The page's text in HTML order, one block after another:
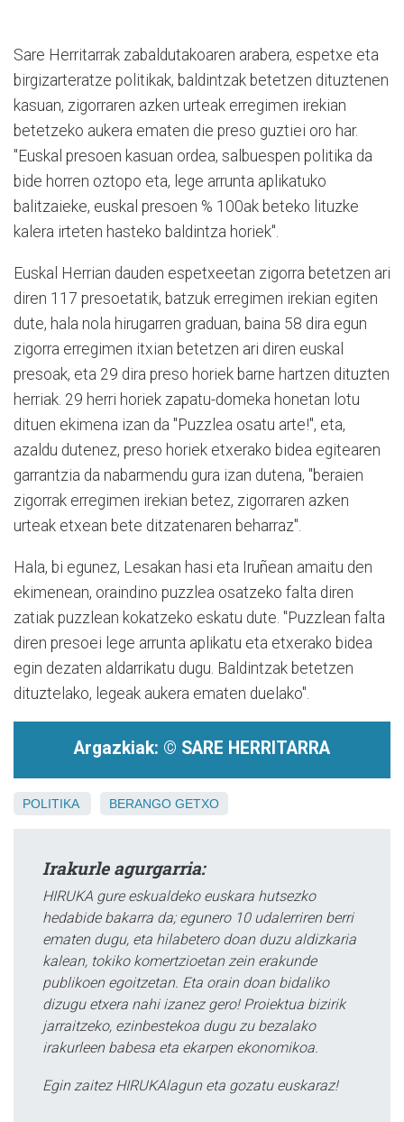
Sare Herritarrak zabaldutakoaren arabera, espetxe eta
birgizarteratze politikak, baldintzak betetzen dituztenen
kasuan, zigorraren azken urteak erregimen irekian
betetzeko aukera ematen die preso guztiei oro har.
"Euskal presoen kasuan ordea, salbuespen politika da
bide horren oztopo eta, lege arrunta aplikatuko
balitzaieke, euskal presoen % 100ak beteko lituzke
kalera irteten hasteko baldintza horiek".
Euskal Herrian dauden espetxeetan zigorra betetzen ari
diren 117 presoetatik, batzuk erregimen irekian egiten
dute, hala nola hirugarren graduan, baina 58 dira egun
zigorra erregimen itxian betetzen ari diren euskal
presoak, eta 29 dira preso horiek barne hartzen dituzten
herriak. 29 herri horiek zapatu-domeka honetan lotu
dituen ekimena izan da "Puzzlea osatu arte!", eta,
azaldu dutenez, preso horiek etxerako bidea egitearen
garrantzia da nabarmendu gura izan dutena, "beraien
zigorrak erregimen irekian betez, zigorraren azken
urteak etxean bete ditzatenaren beharraz".
Hala, bi egunez, Lesakan hasi eta Iruñean amaitu den
ekimenean, oraindino puzzlea osatzeko falta diren
zatiak puzzlean kokatzeko eskatu dute. "Puzzlean falta
diren presoei lege arrunta aplikatu eta etxerako bidea
egin dezaten aldarrikatu dugu. Baldintzak betetzen
dituztelako, legeak aukera ematen duelako".
Argazkiak: © SARE HERRITARRA
POLITIKA BERANGO GETXO
Irakurle agurgarria:
HIRUKA gure eskualdeko euskara hutsezko
hedabide bakarra da; egunero 10 udalerriren berri
ematen dugu, eta hilabetero doan duzu aldizkaria
kalean, tokiko komertzioetan zein erakunde
publikoen egoitzetan. Eta orain doan bidaliko
dizugu etxera nahi izanez gero! Proiektua bizirik
jarraitzeko, ezinbestekoa dugu zu bezalako
irakurleen babesa eta ekarpen ekonomikoa.
Egin zaitez HIRUKAlagun eta gozatu euskaraz!